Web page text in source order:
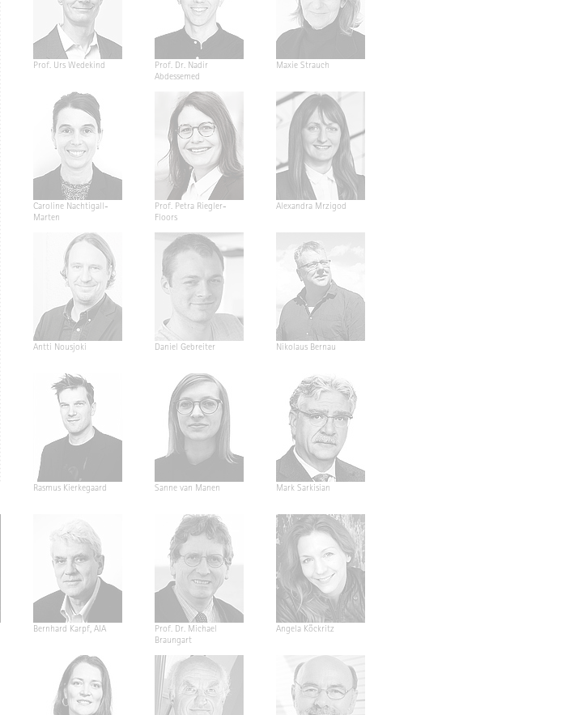
Prof. Urs Wedekind
Prof. Dr. Nadir
Abdessemed
Maxie Strauch
Caroline Nachtigall-
Marten
Prof. Petra Riegler-
Floors
Alexandra Mrzigod
Antti Nousjoki Daniel Gebreiter Nikolaus Bernau
Rasmus Kierkegaard Sanne van Manen Mark Sarkisian
Bernhard Karpf, AIA
Prof. Dr. Michael
Braungart
Angela Köckritz